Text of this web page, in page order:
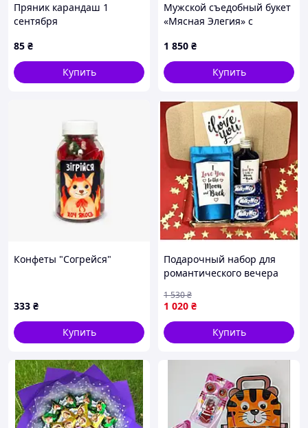
Пряник карандаш 1
сентября
85 ₴
Купить
Мужской съедобный букет
«Мясная Элегия» с
лаймом, колбасками и
острым перцем
1 850 ₴
Купить
Конфеты "Согрейся"
333 ₴
Купить
Подарочный набор для
романтического вечера
открытка уютный вечер
SPICY
1 020 ₴
1 530₴
Купить